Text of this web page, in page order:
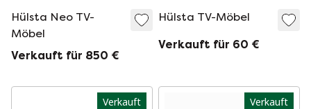
Hülsta Neo TV-
Möbel
Verkauft für 850 €
Hülsta TV-Möbel
Verkauft für 60 €
Verkauft Verkauft